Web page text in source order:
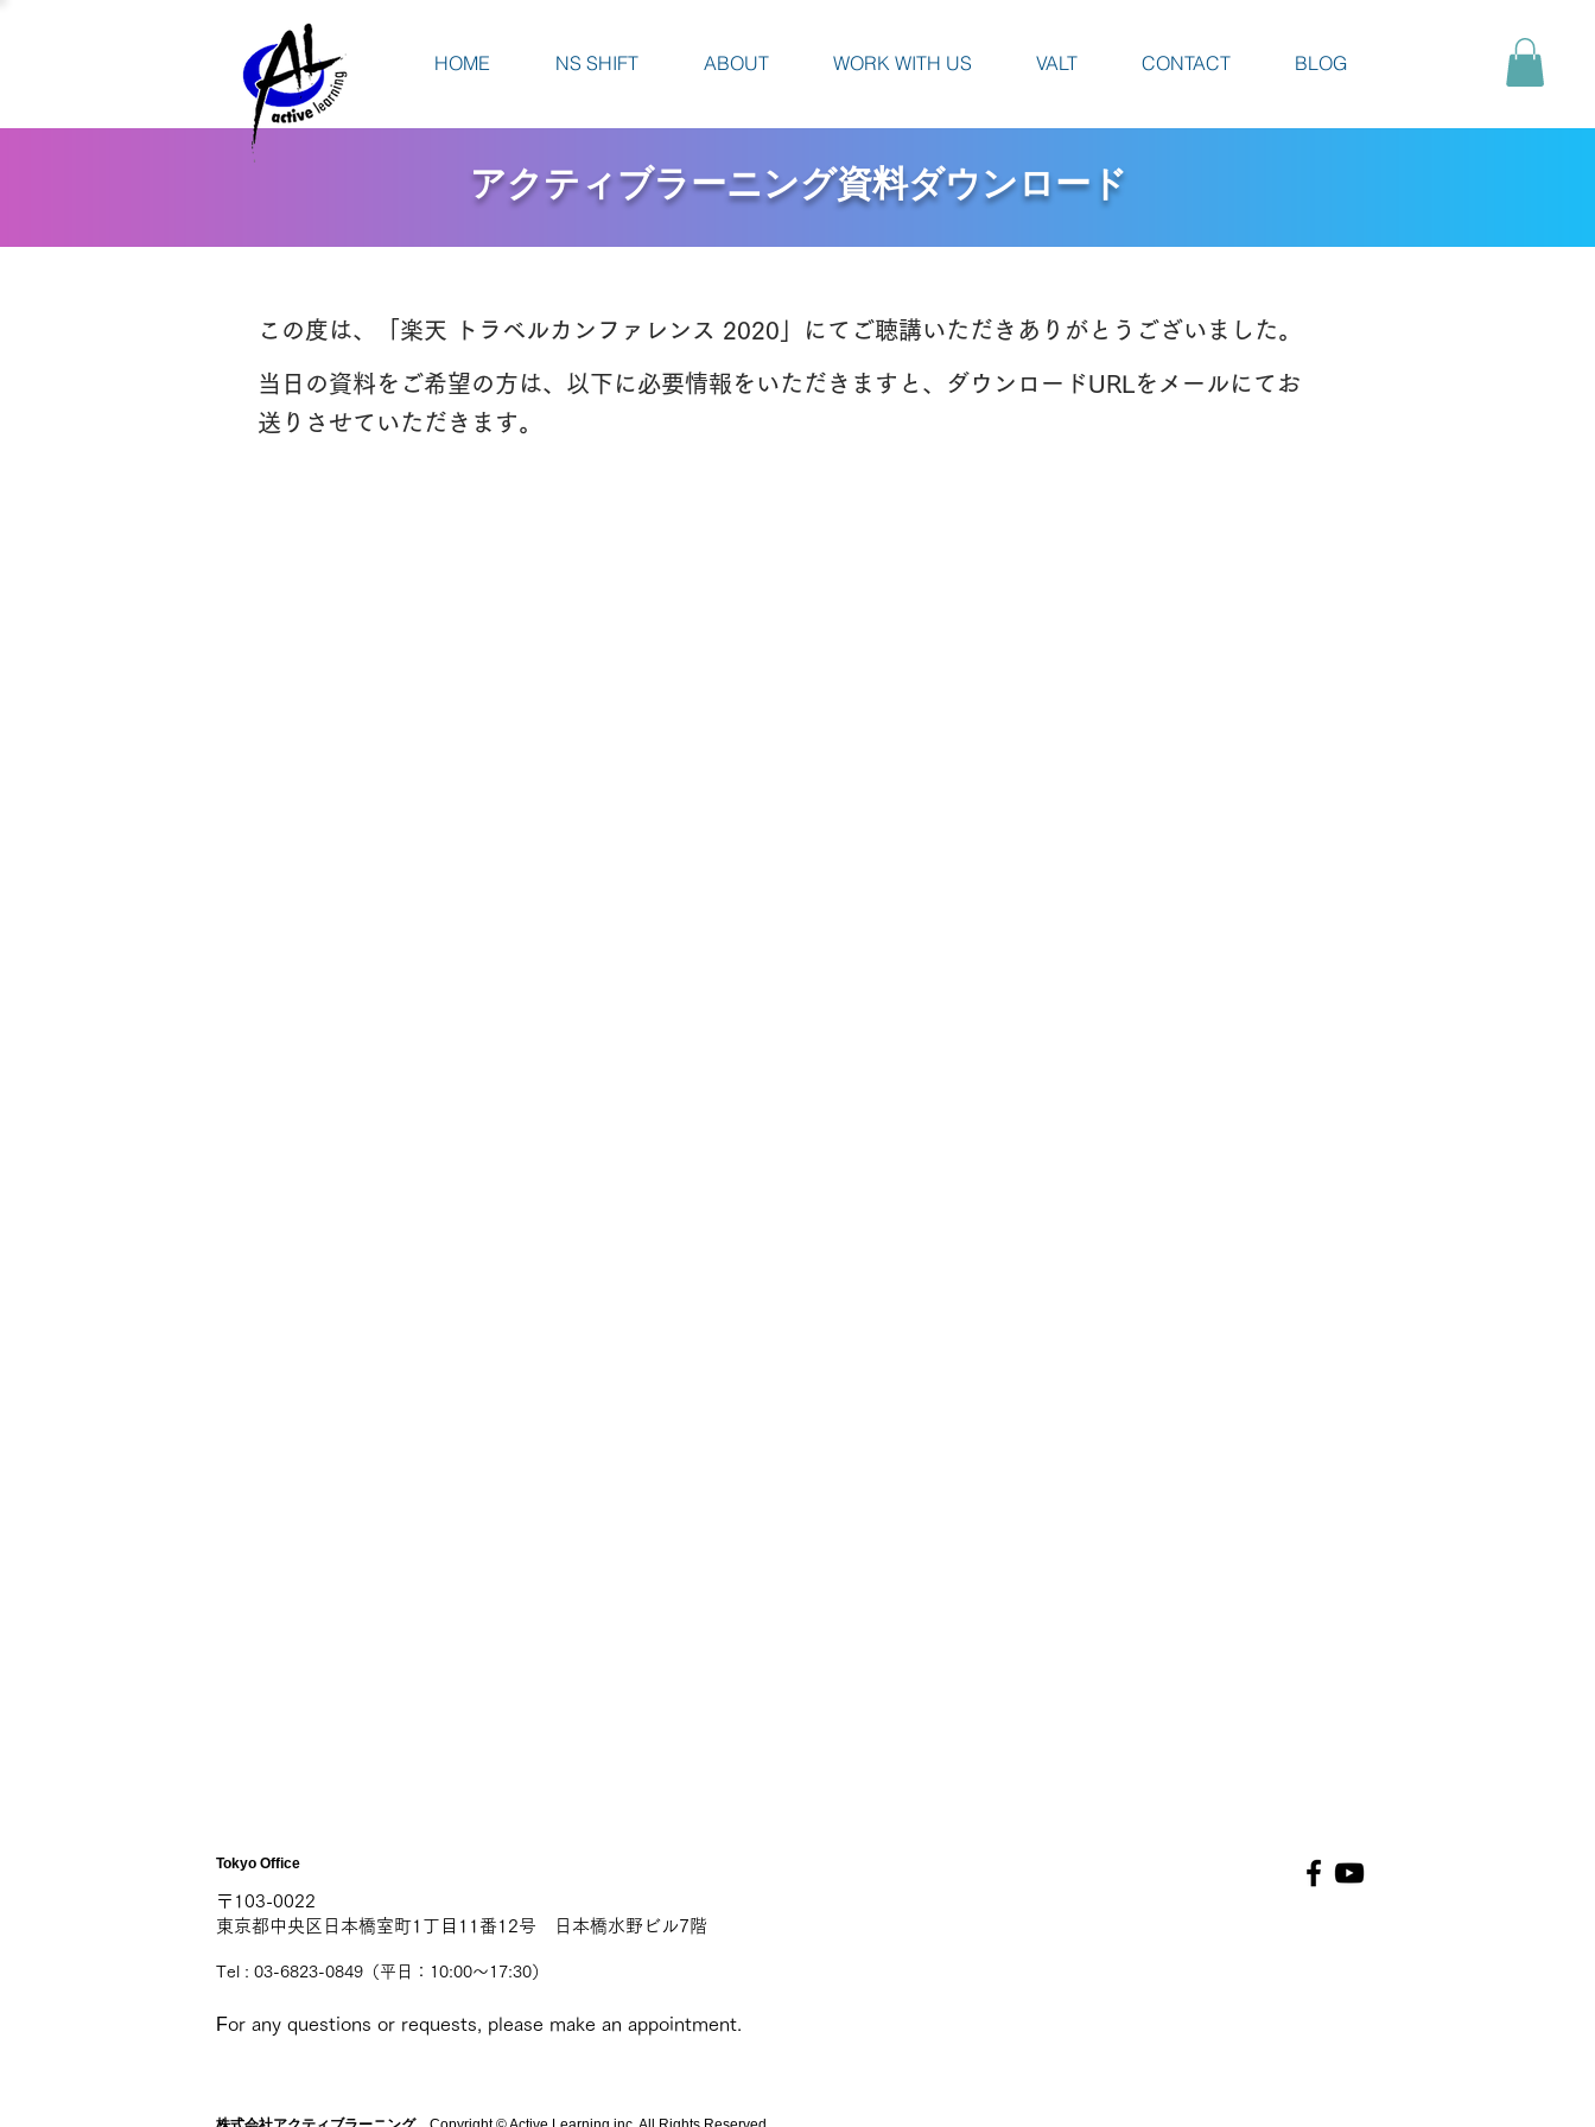
HOME NS SHIFT ABOUT WORK WITH US VALT CONTACT BLOG
アクティブラーニング資料ダウンロード
この度は、「楽天 トラベルカンファレンス 2020」にてご聴講いただきありがとうございました。
​当日の資料をご希望の方は、以下に必要情報をいただきますと、ダウンロードURLをメールにてお
送りさせていただきます。
Tokyo Office
〒103-0022
東京都中央区日本橋室町1丁目11番12号 日本橋水野ビル7階
Tel : 03-6823-0849（平日：10:00〜 17:30）
For any questions or requests, please make an appointment.